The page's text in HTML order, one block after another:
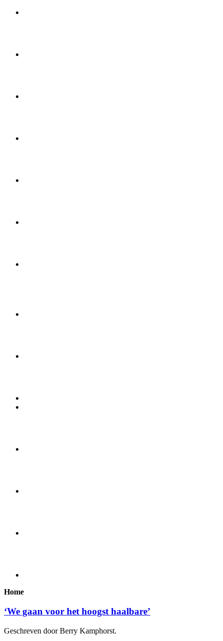
Home
‘We gaan voor het hoogst haalbare’
Geschreven door Berry Kamphorst.